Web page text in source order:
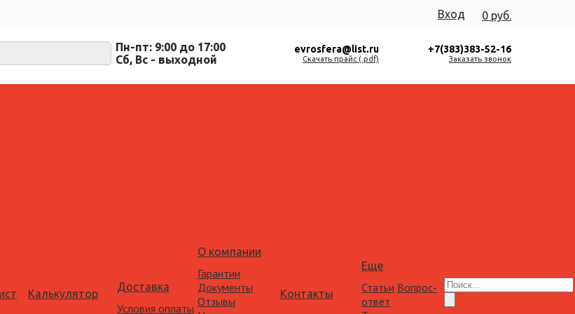
0 руб.
Вход
Пн-пт: 9:00 до 17:00
Cб, Вс - выходной
evrosfera@list.ru
Скачать прайс (.pdf)
+7(383)383-52-16
Заказать звонок
Калькулятор
Доставка
Условия оплаты
О компании
Гарантии
Документы
Отзывы
Контакты
Еще
Статьи Вопрос-
ответ